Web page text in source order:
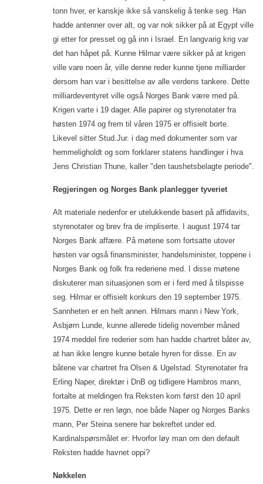
tonn hver, er kanskje ikke så vanskelig å tenke seg. Han
hadde antenner over alt, og var nok sikker på at Egypt ville
gi etter for presset og gå inn i Israel. En langvarig krig var
det han håpet på. Kunne Hilmar være sikker på at krigen
ville vare noen år, ville denne reder kunne tjene milliarder
dersom han var i besittelse av alle verdens tankere. Dette
milliardeventyret ville også Norges Bank være med på.
Krigen varte i 19 dager. Alle papirer og styrenotater fra
høsten 1974 og frem til våren 1975 er offisielt borte.
Likevel sitter Stud.Jur. i dag med dokumenter som var
hemmeligholdt og som forklarer statens handlinger i hva
Jens Christian Thune, kaller "den taushetsbelagte periode".
Regjeringen og Norges Bank planlegger tyveriet
Alt materiale nedenfor er utelukkende basert på affidavits,
styrenotater og brev fra de impliserte. I august 1974 tar
Norges Bank affære. På møtene som fortsatte utover
høsten var også finansminister, handelsminister, toppene i
Norges Bank og folk fra rederiene med. I disse møtene
diskuterer man situasjonen som er i ferd med å tilspisse
seg. Hilmar er offisielt konkurs den 19 september 1975.
Sannheten er en helt annen. Hilmars mann i New York,
Asbjørn Lunde, kunne allerede tidelig november måned
1974 meddel fire rederier som han hadde chartret båter av,
at han ikke lengre kunne betale hyren for disse. En av
båtene var chartret fra Olsen & Ugelstad. Styrenotater fra
Erling Naper, direktør i DnB og tidligere Hambros mann,
fortalte at meldingen fra Reksten kom først den 10 april
1975. Dette er ren løgn, noe både Naper og Norges Banks
mann, Per Steina senere har bekreftet under ed.
Kardinalspørsmålet er: Hvorfor løy man om den default
Reksten hadde havnet oppi?
Nøkkelen